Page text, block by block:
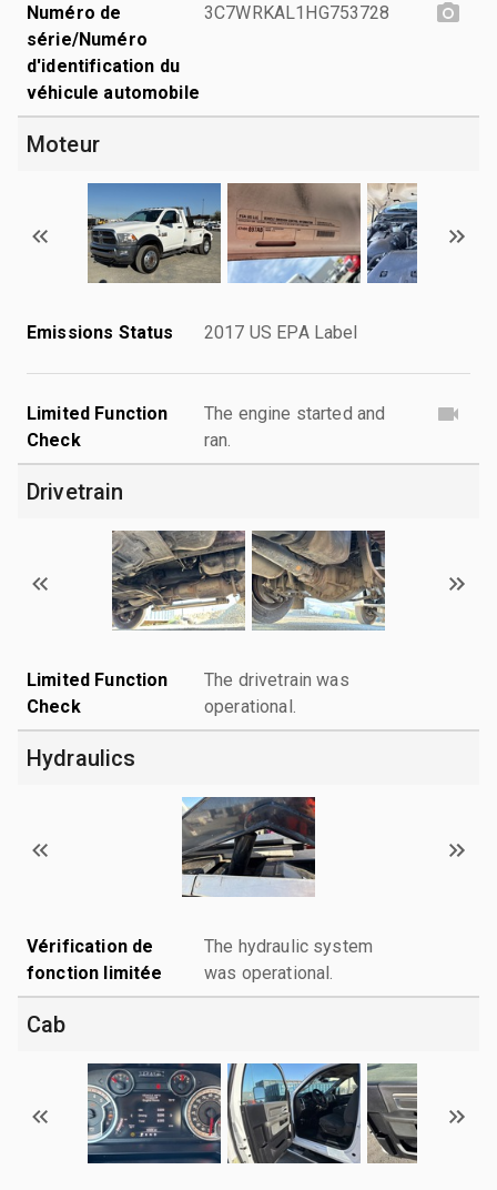
Numéro de
série/Numéro
d'identification du
véhicule automobile
3C7WRKAL1HG753728
Moteur
Emissions Status 2017 US EPA Label
Limited Function
Check
The engine started and
ran.
Drivetrain
Limited Function
Check
The drivetrain was
operational.
Hydraulics
Vérification de
fonction limitée
The hydraulic system
was operational.
Cab